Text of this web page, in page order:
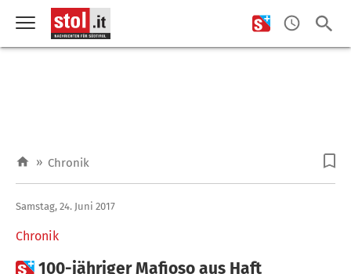
» Chronik
Chronik
Samstag, 24. Juni 2017
100-jähriger Mafioso aus Haft